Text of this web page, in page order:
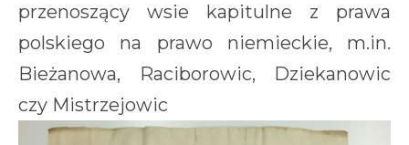
przenoszący wsie kapitulne z prawa
polskiego na prawo niemieckie, m.in.
Bieżanowa, Raciborowic, Dziekanowic
czy Mistrzejowic